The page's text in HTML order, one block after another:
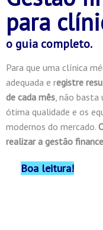
para
o guia completo.
Para que uma clínica
adequada e registre
de cada mês, não basta
ótima qualidade e os
modernos do mercado.
realizar a gestão
Boa leitura!